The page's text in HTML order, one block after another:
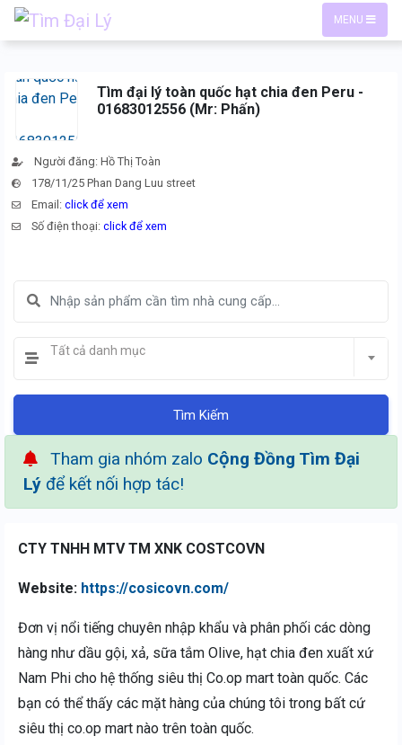
MENU
Tìm đại lý toàn quốc hạt chia đen Peru -
01683012556 (Mr: Phấn)
Người đăng: Hồ Thị Toàn
178/11/25 Phan Dang Luu street
Email:click để xem
Số điện thoại:click để xem
Tất cả danh mục
Tìm Kiếm
Tham gia nhóm zalo Cộng Đồng Tìm Đại
Lý để kết nối hợp tác!
CTY TNHH MTV TM XNK COSTCOVN
Website: https://cosicovn.com/
Đơn vị nổi tiếng chuyên nhập khẩu và phân phối các dòng
hàng như dầu gội, xả, sữa tắm Olive, hạt chia đen xuất xứ
Nam Phi cho hệ thống siêu thị Co.op mart toàn quốc. Các
bạn có thể thấy các mặt hàng của chúng tôi trong bất cứ
siêu thị co.op mart nào trên toàn quốc.